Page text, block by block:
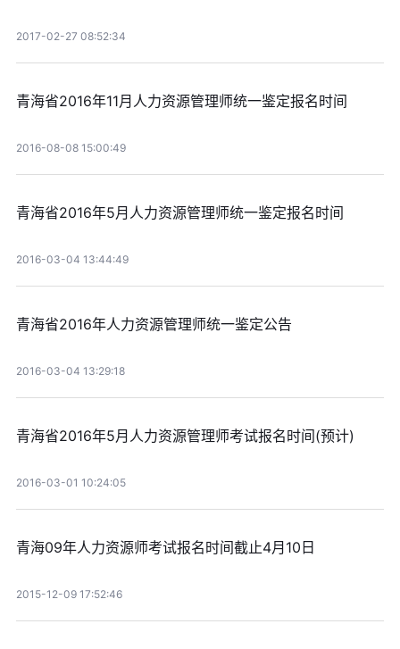
2017-02-27 08:52:34
青海省2016年11月人力资源管理师统一鉴定报名时间
2016-08-08 15:00:49
青海省2016年5月人力资源管理师统一鉴定报名时间
2016-03-04 13:44:49
青海省2016年人力资源管理师统一鉴定公告
2016-03-04 13:29:18
青海省2016年5月人力资源管理师考试报名时间(预计)
2016-03-01 10:24:05
青海09年人力资源师考试报名时间截止4月10日
2015-12-09 17:52:46